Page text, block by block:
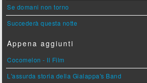
Se domani non torno
Succederà questa notte
Appena aggiunti
Cocomelon - Il Film
L'assurda storia della Gialappa's Band